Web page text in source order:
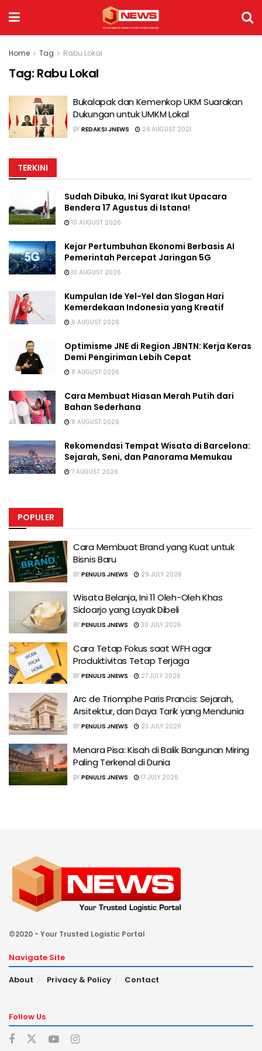
Home Tag Rabu Lokal
Tag: Rabu Lokal
Bukalapak dan Kemenkop UKM Suarakan
Dukungan untuk UMKM Lokal
BY REDAKSI JNEWS 24 AUGUST 2021
TERKINI
Sudah Dibuka, Ini Syarat Ikut Upacara
Bendera 17 Agustus di Istana!
10 AUGUST 2026
Kejar Pertumbuhan Ekonomi Berbasis AI
Pemerintah Percepat Jaringan 5G
10 AUGUST 2026
Kumpulan Ide Yel-Yel dan Slogan Hari
Kemerdekaan Indonesia yang Kreatif
9 AUGUST 2026
Optimisme JNE di Region JBNTN: Kerja Keras
Demi Pengiriman Lebih Cepat
8 AUGUST 2026
Cara Membuat Hiasan Merah Putih dari
Bahan Sederhana
8 AUGUST 2026
Rekomendasi Tempat Wisata di Barcelona:
Sejarah, Seni, dan Panorama Memukau
7 AUGUST 2026
POPULER
Cara Membuat Brand yang Kuat untuk
Bisnis Baru
BY PENULIS JNEWS 29 JULY 2026
Wisata Belanja, Ini 11 Oleh-Oleh Khas
Sidoarjo yang Layak Dibeli
BY PENULIS JNEWS 30 JULY 2026
Cara Tetap Fokus saat WFH agar
Produktivitas Tetap Terjaga
BY PENULIS JNEWS 27 JULY 2026
Arc de Triomphe Paris Prancis: Sejarah,
Arsitektur, dan Daya Tarik yang Mendunia
BY PENULIS JNEWS 23 JULY 2026
Menara Pisa: Kisah di Balik Bangunan Miring
Paling Terkenal di Dunia
BY PENULIS JNEWS 17 JULY 2026
©2020 - Your Trusted Logistic Portal
Navigate Site
About
Privacy & Policy Contact
Follow Us